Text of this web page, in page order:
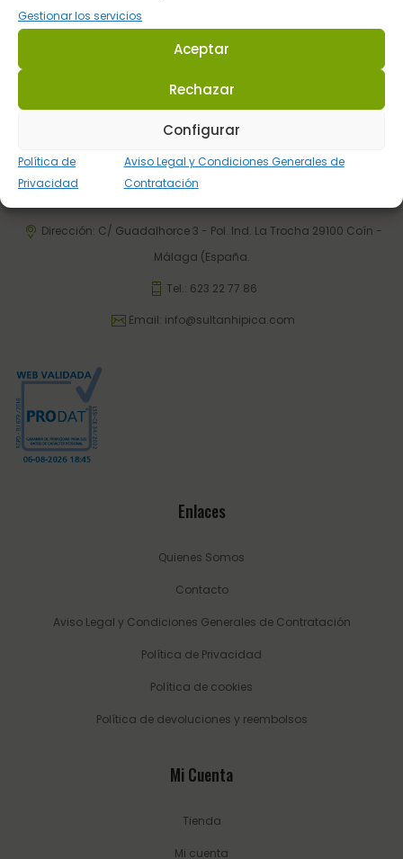
Gestionar los servicios
Aceptar
Rechazar
Configurar
Política de
Privacidad
Aviso Legal y Condiciones Generales de
Contratación
específicos para que cada caballo tenga lo que realmente
necesita en cada circunstancia.
Dirección: C/ Guadalhorce 3 - Pol. Ind. La Trocha 29100 Coín -
Málaga (España.
Tel.: 623 22 77 86
Email: info@sultanhipica.com
Enlaces
Quienes Somos
Contacto
Aviso Legal y Condiciones Generales de Contratación
Política de Privacidad
Política de cookies
Política de devoluciones y reembolsos
Mi Cuenta
Tienda
Mi cuenta